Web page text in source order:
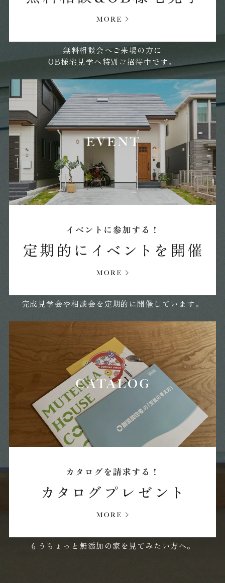
無料相談会へご来場の方に
OB様宅見学へ特別ご招待中です。
完成見学会や相談会を定期的に開催しています。
もうちょっと無添加の家を見てみたい方へ。